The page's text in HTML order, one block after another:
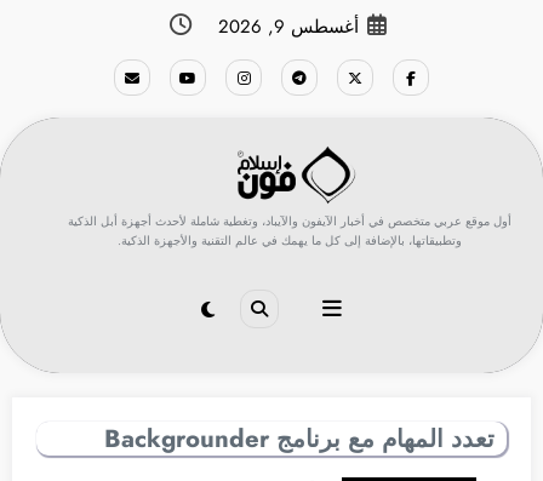
أغسطس 9, 2026
أول موقع عربي متخصص في أخبار الآيفون والآيباد، وتغطية شاملة لأحدث أجهزة أبل الذكية
وتطبيقاتها، بالإضافة إلى كل ما يهمك في عالم التقنية والأجهزة الذكية.
تعدد المهام مع برنامج Backgrounder